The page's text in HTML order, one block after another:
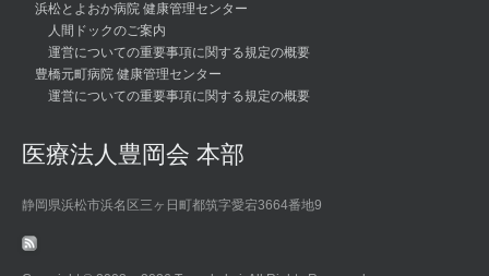
浜松とよおか病院 健康管理センター
人間ドックのご案内
運営についての重要事項に関する規定の概要
豊橋元町病院 健康管理センター
運営についての重要事項に関する規定の概要
医療法人豊岡会 本部
静岡県浜松市浜名区三ヶ日町都筑字愛宕3664番地9